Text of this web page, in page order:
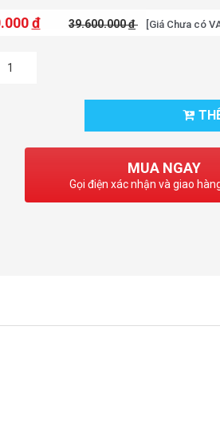
đ 39.600.000đ [Giá Chưa có
MUA NGAY
Gọi điện xác nhận và giao